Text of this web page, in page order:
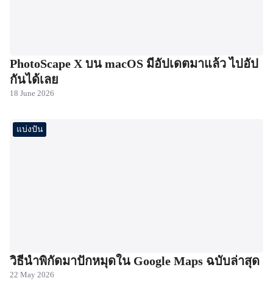
PhotoScape X บน macOS มีอัปเดตมาแล้ว ไปอัป
กันได้เลย
18 June 2026
แบ่งปัน
วิธีนำพิกัดมาปักหมุดใน Google Maps ฉบับล่าสุด
22 May 2026